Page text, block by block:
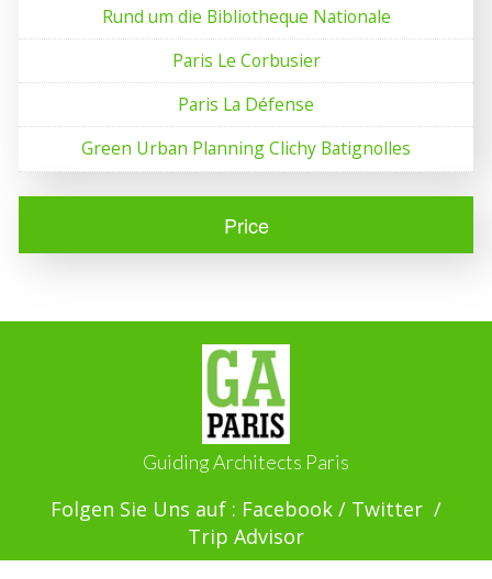
Rund um die Bibliotheque Nationale
Paris Le Corbusier
Paris La Défense
Green Urban Planning Clichy Batignolles
Price
Guiding Architects Paris
Folgen Sie Uns auf : Facebook/ Twitter/
Trip Advisor